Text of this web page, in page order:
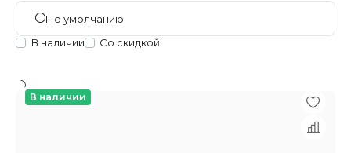
По умолчанию
В наличии
Со скидкой
В наличии